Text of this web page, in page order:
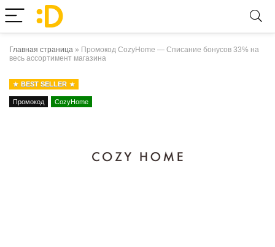
Главная страница » Промокод CozyHome — Списание бонусов 33% на
весь ассортимент магазина
BEST SELLER
Промокод CozyHome